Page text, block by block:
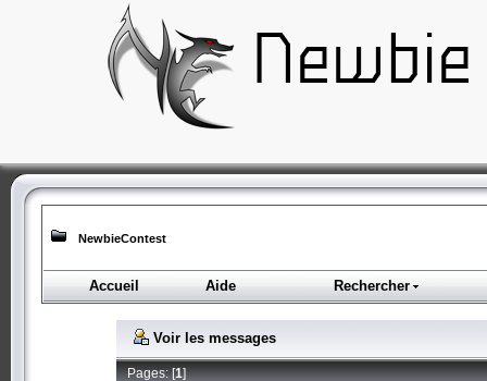
NewbieContest
Accueil Aide Rechercher
Voir les messages
Pages: [1]